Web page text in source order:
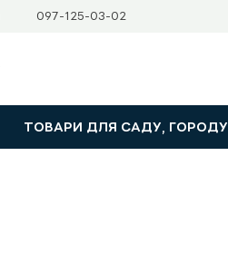
097-125-03-02
ТОВАРИ ДЛЯ САДУ, ГОРОДУ